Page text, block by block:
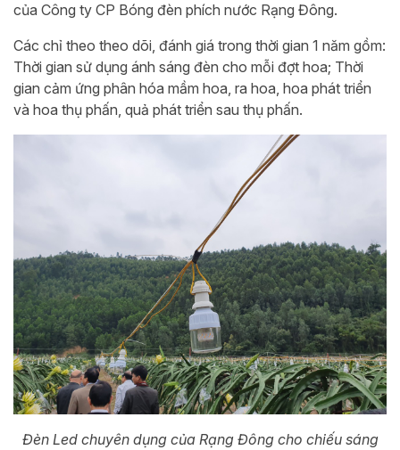
của Công ty CP Bóng đèn phích nước Rạng Đông.
Các chỉ theo theo dõi, đánh giá trong thời gian 1 năm gồm:
Thời gian sử dụng ánh sáng đèn cho mỗi đợt hoa; Thời
gian cảm ứng phân hóa mầm hoa, ra hoa, hoa phát triển
và hoa thụ phấn, quả phát triển sau thụ phấn.
Đèn Led chuyên dụng của Rạng Đông cho chiếu sáng